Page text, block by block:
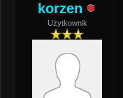
korzen
Użytkownik